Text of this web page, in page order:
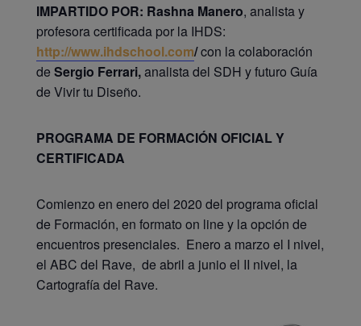
IMPARTIDO POR: Rashna Manero, analista y
profesora certificada por la IHDS:
http://www.ihdschool.com/con la colaboración
de Sergio Ferrari,analista del SDH y futuro Guía
de Vivir tu Diseño.
PROGRAMA DE FORMACIÓN OFICIAL Y
CERTIFICADA
Comienzo en enero del 2020 del programa oficial
de Formación, en formato on line y la opción de
encuentros presenciales. Enero a marzo el I nivel,
el ABC del Rave, de abril a junio el II nivel, la
Cartografía del Rave.